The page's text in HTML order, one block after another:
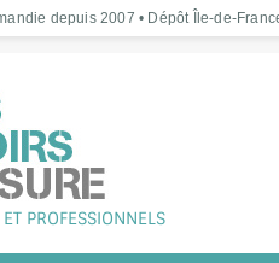
depuis 2007 • Dépôt Île-de-
PROFESSIONNELS